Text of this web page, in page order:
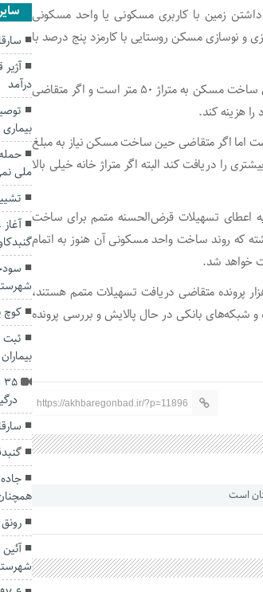
زمین با کاربری مسکونی یا واحد مسکونی
و نوسازی مسکن روستایی با کارمزد پنج درصد با
صابری گفت: وام سه میلیارد و ۵۰۰ میلیون ریالی مسکن روستایی برای ساخت مسکن به متراژ ۵۰ متر است و اگر متقاضی
هزینه کند.
اما اگر متقاضی حین ساخت مسکن نیاز به مبلغ
را دریافت کند البته اگر متراژ خانه خیلی بالا
اعطای تسهیلات قرض‌الحسنه متمم برای ساخت
روند ساخت واحد مسکونی آن هنوز به اتمام
خواهد شد.
با بیان اینکه از ۱۰ هزار پرونده‌ای که به بانک معرفی شدند ۶ هزار پرونده متقاضی دریافت تسهیلات متمم هستند،
شبکه‌های بانکی در حال پالایش و بررسی پرونده
https://akhbaregonbad.ir/?p=11896
درآمد
ملی
تشییع پیکر ۵
کوچ